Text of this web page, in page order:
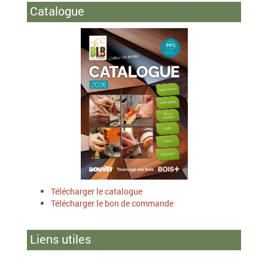
Catalogue
Télécharger le catalogue
Télécharger le bon de commande
Liens utiles